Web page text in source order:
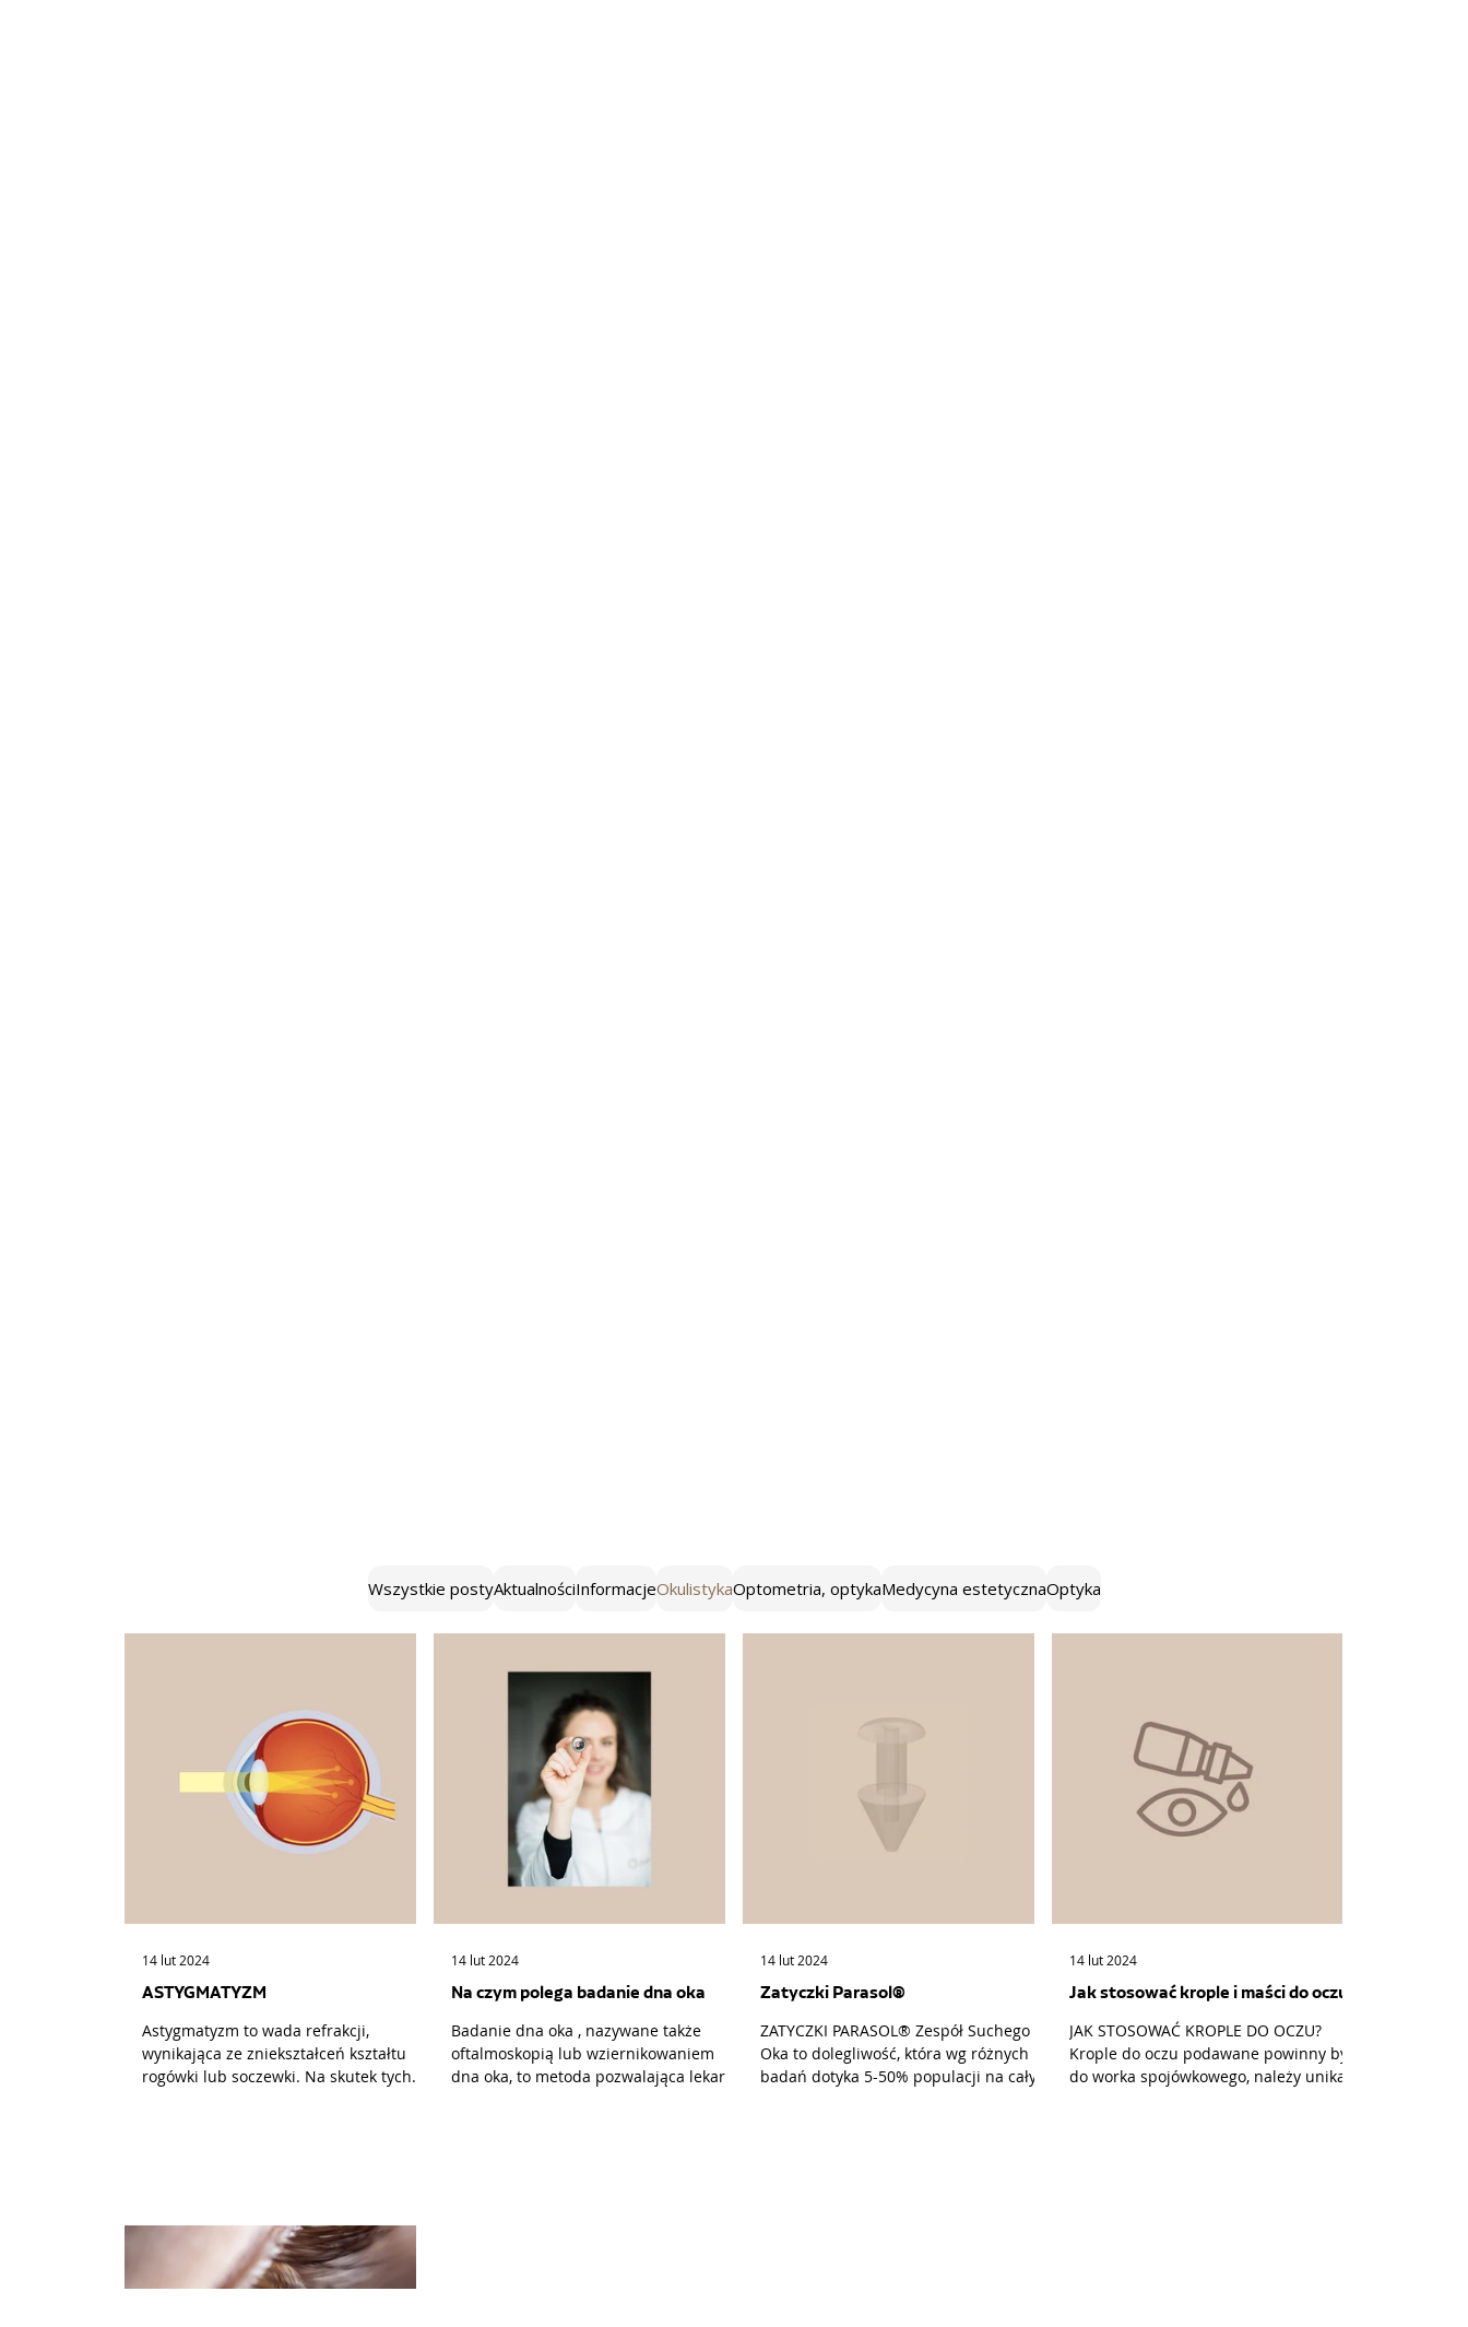
Wszystkie postyAktualnościInformacjeOkulistykaOptometria, optykaMedycyna estetycznaOptyka
ASTYGMATYZM
Astygmatyzm to wada refrakcji,
wynikająca ze zniekształceń kształtu
rogówki lub soczewki. Na skutek tych
14 lut 2024
Na czym polega badanie dna oka
Badanie dna oka , nazywane także
oftalmoskopią lub wziernikowaniem
dna oka, to metoda pozwalająca lekarzu
14 lut 2024
Zatyczki Parasol®
ZATYCZKI PARASOL® Zespół Suchego
Oka to dolegliwość, która wg różnych
badań dotyka 5-50% populacji na całym
14 lut 2024
Jak stosować krople i maści do oczu
JAK STOSOWAĆ KROPLE DO OCZU?
Krople do oczu podawane powinny być
do worka spojówkowego, należy unikać
14 lut 2024